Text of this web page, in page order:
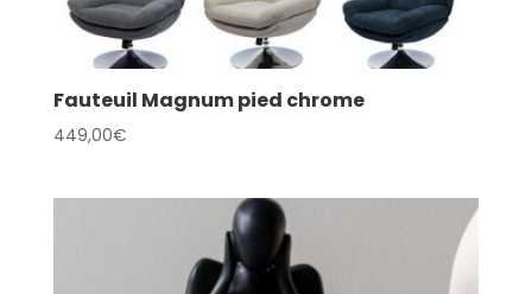
Fauteuil Magnum pied chrome
449,00€